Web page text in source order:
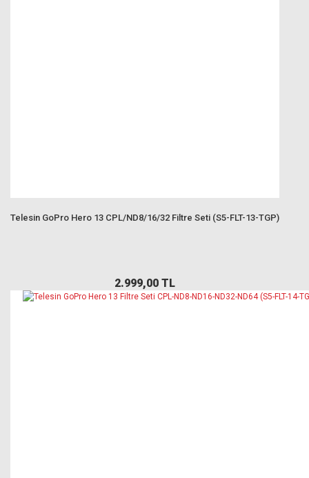
Telesin GoPro Hero 13 CPL/ND8/16/32 Filtre Seti (S5-FLT-13-TGP)
2.999,00 TL